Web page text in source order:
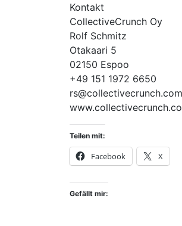
Kontakt
CollectiveCrunch Oy
Rolf Schmitz
Otakaari 5
02150 Espoo
+49 151 1972 6650
rs@collectivecrunch.com
Teilen mit:
Facebook X
Gefällt mir: